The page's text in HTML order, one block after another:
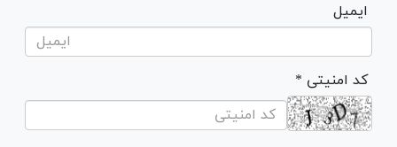
ایمیل
* کد امنیتی